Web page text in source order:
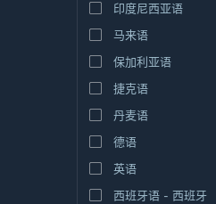
印度尼西亚语
马来语
保加利亚语
捷克语
丹麦语
德语
英语
西班牙语 - 西班牙